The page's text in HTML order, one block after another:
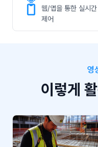
웹/앱을 통한 실시간
제어
영
이렇게